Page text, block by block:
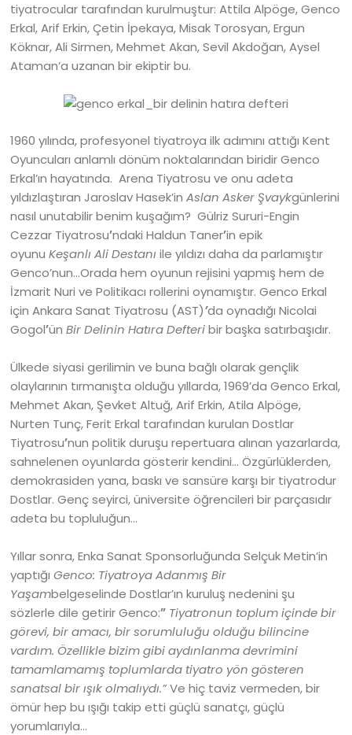
tiyatrocular tarafından kurulmuştur: Attila Alpöge, Genco
Erkal, Arif Erkin, Çetin İpekaya, Misak Torosyan, Ergun
Köknar, Ali Sirmen, Mehmet Akan, Sevil Akdoğan, Aysel
Ataman’a uzanan bir ekiptir bu.
1960 yılında, profesyonel tiyatroya ilk adımını attığı Kent
Oyuncuları anlamlı dönüm noktalarından biridir Genco
Erkal’ın hayatında. Arena Tiyatrosu ve onu adeta
yıldızlaştıran Jaroslav Hasek’inAslan Asker Şvaykgünlerini
nasıl unutabilir benim kuşağım? Gülriz Sururi-Engin
Cezzar Tiyatrosu’ndaki Haldun Taner’in epik
oyunuKeşanlı Ali Destanı ile yıldızı daha da parlamıştır
Genco’nun…Orada hem oyunun rejisini yapmış hem de
İzmarit Nuri ve Politikacı rollerini oynamıştır. Genco Erkal
için Ankara Sanat Tiyatrosu (AST)’da oynadığı Nicolai
Gogol’ünBir Delinin Hatıra Defteribir başka satırbaşıdır.
Ülkede siyasi gerilimin ve buna bağlı olarak gençlik
olaylarının tırmanışta olduğu yıllarda, 1969’da Genco Erkal,
Mehmet Akan, Şevket Altuğ, Arif Erkin, Atila Alpöge,
Nurten Tunç, Ferit Erkal tarafından kurulan Dostlar
Tiyatrosu’nun politik duruşu repertuara alınan yazarlarda,
sahnelenen oyunlarda gösterir kendini… Özgürlüklerden,
demokrasiden yana, baskı ve sansüre karşı bir tiyatrodur
Dostlar. Genç seyirci, üniversite öğrencileri bir parçasıdır
adeta bu topluluğun…
Yıllar sonra, Enka Sanat Sponsorluğunda Selçuk Metin’in
yaptığıGenco: Tiyatroya Adanmış Bir
Yaşambelgeselinde Dostlar’ın kuruluş nedenini şu
sözlerle dile getirir Genco:” Tiyatronun toplum içinde bir
görevi, bir amacı, bir sorumluluğu olduğu bilincine
vardım. Özellikle bizim gibi aydınlanma devrimini
tamamlamamış toplumlarda tiyatro yön gösteren
sanatsal bir ışık olmalıydı.”Ve hiç taviz vermeden, bir
ömür hep bu ışığı takip etti güçlü sanatçı, güçlü
yorumlarıyla…